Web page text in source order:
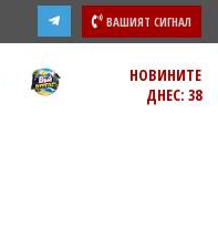
ВАШИЯТ СИГНАЛ
НОВИНИТЕ
ДНЕС: 38